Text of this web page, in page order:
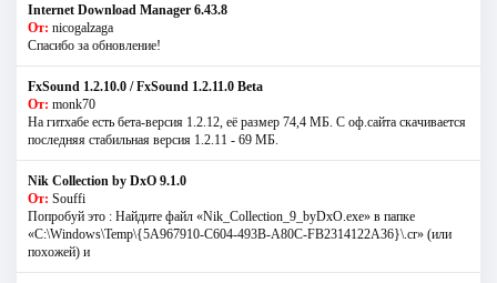
Internet Download Manager 6.43.8
От: nicogalzaga
Спасибо за обновление!
FxSound 1.2.10.0 / FxSound 1.2.11.0 Beta
От: monk70
На гитхабе есть бета-версия 1.2.12, её размер 74,4 МБ. С оф.сайта скачивается
последняя стабильная версия 1.2.11 - 69 МБ.
Nik Collection by DxO 9.1.0
От: Souffi
Попробуй это : Найдите файл «Nik_Collection_9_byDxO.exe» в папке
«C:\Windows\Temp\{5A967910-C604-493B-A80C-FB2314122A36}\.cr» (или
похожей) и